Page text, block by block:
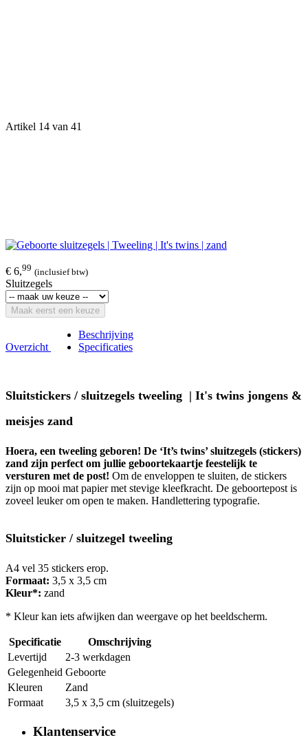
Artikel 14 van 41
€ 6,99 (inclusief btw)
Sluitzegels
Maak eerst een keuze
Overzicht
Beschrijving
Specificaties
Sluitstickers / sluitzegels tweeling | It's twins jongens &
meisjes zand
Hoera, een tweeling geboren! De ‘It’s twins’ sluitzegels (stickers)
zand zijn perfect om jullie geboortekaartje feestelijk te
versturen met de post! Om de enveloppen te sluiten, de stickers
zijn op mooi mat papier met stevige kleefkracht. De geboortepost is
zoveel leuker om open te maken. Handlettering typografie.
Sluitsticker / sluitzegel tweeling
A4 vel 35 stickers erop.
Formaat: 3,5 x 3,5 cm
Kleur*: zand
* Kleur kan iets afwijken dan weergave op het beeldscherm.
Specificatie
Omschrijving
Levertijd
2-3 werkdagen
Gelegenheid Geboorte
Kleuren
Zand
Formaat
3,5 x 3,5 cm (sluitzegels)
Klantenservice